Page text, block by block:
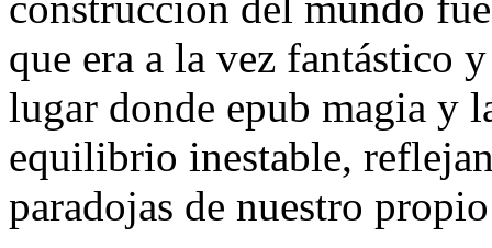
que era a la vez fantástico
lugar donde epub magia y
equilibrio inestable,
paradojas de nuestro